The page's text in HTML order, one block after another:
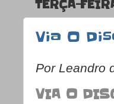
TERÇA-
Via O
Por Leandro
VIA O